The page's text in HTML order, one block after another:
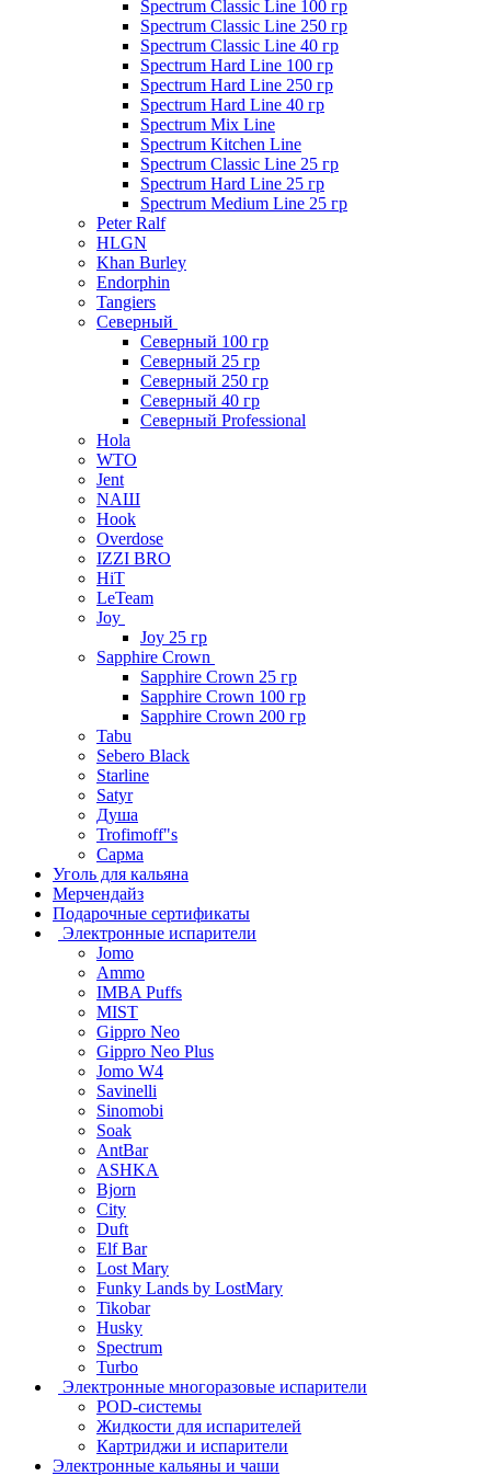
Spectrum Classic Line 100 гр
Spectrum Classic Line 250 гр
Spectrum Classic Line 40 гр
Spectrum Hard Line 100 гр
Spectrum Hard Line 250 гр
Spectrum Hard Line 40 гр
Spectrum Mix Line
Spectrum Kitchen Line
Spectrum Classic Line 25 гр
Spectrum Hard Line 25 гр
Spectrum Medium Line 25 гр
Peter Ralf
HLGN
Khan Burley
Endorphin
Tangiers
Северный
Северный 100 гр
Северный 25 гр
Северный 250 гр
Северный 40 гр
Северный Professional
Hola
WTO
Jent
NAШ
Hook
Overdose
IZZI BRO
HiT
LeTeam
Joy
Joy 25 гр
Sapphire Crown
Sapphire Crown 25 гр
Sapphire Crown 100 гр
Sapphire Crown 200 гр
Tabu
Sebero Black
Starline
Satyr
Душа
Trofimoff"s
Сарма
Уголь для кальяна
Мерчендайз
Подарочные сертификаты
Электронные испарители
Jomo
Ammo
IMBA Puffs
MIST
Gippro Neo
Gippro Neo Plus
Jomo W4
Savinelli
Sinomobi
Soak
AntBar
ASHKA
Bjorn
City
Duft
Elf Bar
Lost Mary
Funky Lands by LostMary
Tikobar
Husky
Spectrum
Turbo
Электронные многоразовые испарители
POD-системы
Жидкости для испарителей
Картриджи и испарители
Электронные кальяны и чаши